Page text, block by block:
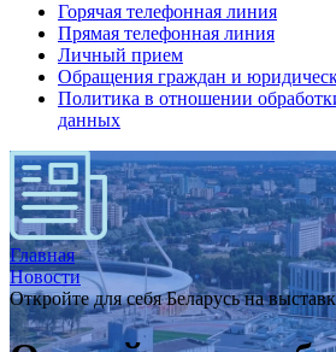
Горячая телефонная линия
Прямая телефонная линия
Личный прием
Обращения граждан и
Политика в отношении
данных
Главная
Новости
Откройте для себя Беларусь на